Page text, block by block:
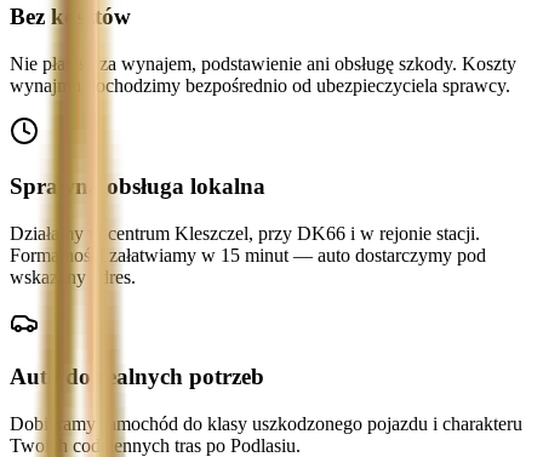
Bez kosztów
Nie płacisz za wynajem, podstawienie ani obsługę szkody. Koszty
wynajmu dochodzimy bezpośrednio od ubezpieczyciela sprawcy.
Sprawna obsługa lokalna
Działamy w centrum Kleszczel, przy DK66 i w rejonie stacji.
Formalności załatwiamy w 15 minut — auto dostarczymy pod
wskazany adres.
Auto do realnych potrzeb
Dobieramy samochód do klasy uszkodzonego pojazdu i charakteru
Twoich codziennych tras po Podlasiu.